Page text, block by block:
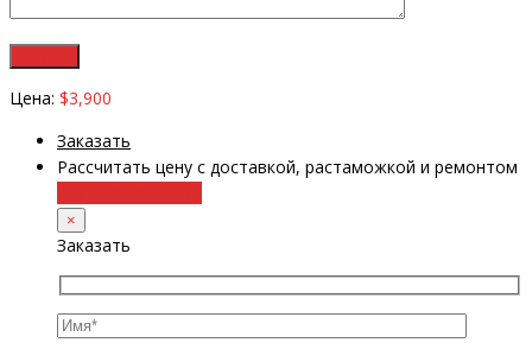
Цена: $3,900
Заказать
Рассчитать цену с доставкой, растаможкой и ремонтом
×
Заказать